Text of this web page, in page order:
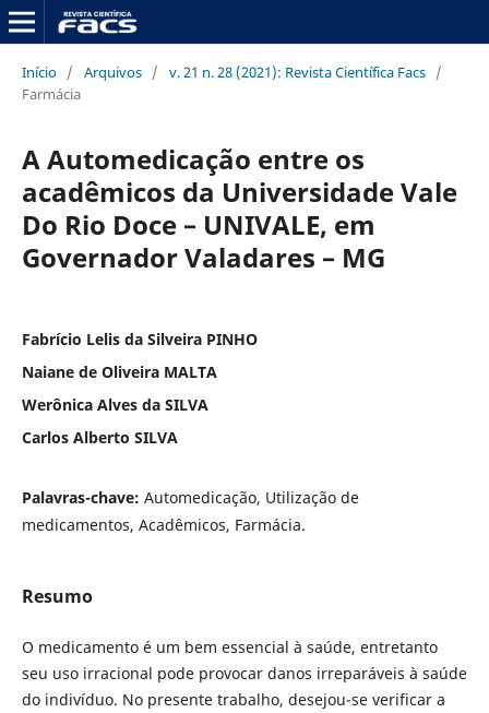
Início / Arquivos / v. 21 n. 28 (2021): Revista Científica Facs /
Farmácia
A Automedicação entre os
acadêmicos da Universidade Vale
Do Rio Doce – UNIVALE, em
Governador Valadares – MG
Fabrício Lelis da Silveira PINHO
Naiane de Oliveira MALTA
Werônica Alves da SILVA
Carlos Alberto SILVA
Palavras-chave: Automedicação, Utilização de
medicamentos, Acadêmicos, Farmácia.
Resumo
O medicamento é um bem essencial à saúde, entretanto
seu uso irracional pode provocar danos irreparáveis à saúde
do indivíduo. No presente trabalho, desejou-se verificar a